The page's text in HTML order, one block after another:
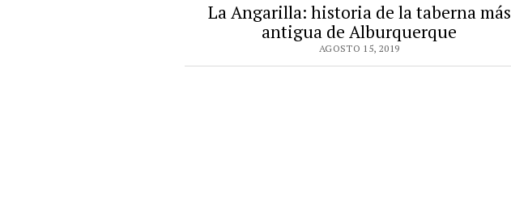
La Angarilla: historia de la taberna más
antigua de Alburquerque
AGOSTO 15, 2019